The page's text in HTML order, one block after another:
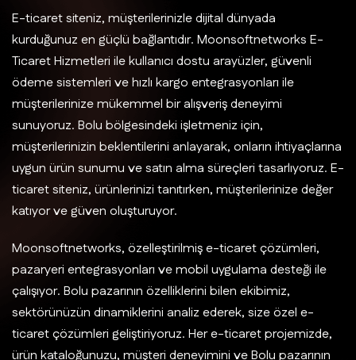
E-ticaret siteniz, müşterilerinizle dijital dünyada
kurduğunuz en güçlü bağlantıdır. Moonsoftnetworks E-
Ticaret Hizmetleri ile kullanıcı dostu arayüzler, güvenli
ödeme sistemleri ve hızlı kargo entegrasyonları ile
müşterilerinize mükemmel bir alışveriş deneyimi
sunuyoruz. Bolu bölgesindeki işletmeniz için,
müşterilerinizin beklentilerini anlayarak, onların ihtiyaçlarına
uygun ürün sunumu ve satın alma süreçleri tasarlıyoruz. E-
ticaret siteniz, ürünlerinizi tanıtırken, müşterilerinize değer
katıyor ve güven oluşturuyor.
Moonsoftnetworks, özelleştirilmiş e-ticaret çözümleri,
pazaryeri entegrasyonları ve mobil uygulama desteği ile
çalışıyor. Bolu pazarının özelliklerini bilen ekibimiz,
sektörünüzün dinamiklerini analiz ederek, size özel e-
ticaret çözümleri geliştiriyoruz. Her e-ticaret projemizde,
ürün kataloğunuzu, müşteri deneyimini ve Bolu pazarının